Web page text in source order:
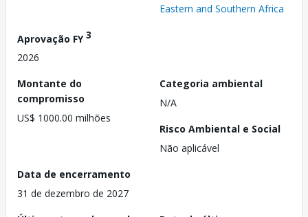
Eastern and Southern Africa
Aprovação FY3
2026
Montante do
compromisso
US$ 1000.00 milhões
Categoria ambiental
N/A
Risco Ambiental e Social
Não aplicável
Data de encerramento
31 de dezembro de 2027